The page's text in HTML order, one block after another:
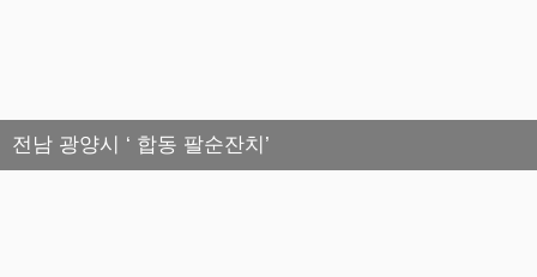
전남 광양시 ‘ 합동 팔순잔치’